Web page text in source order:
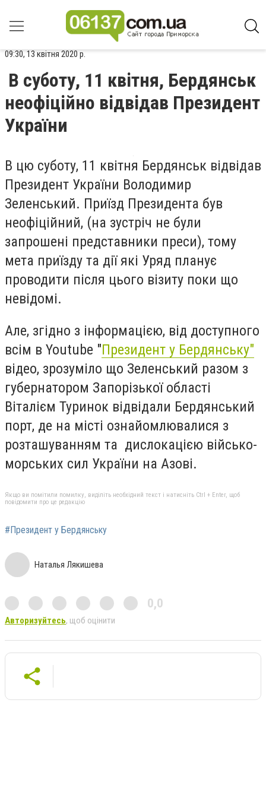
09:30, 13 квітня 2020 р.
В суботу, 11 квітня, Бердянськ
неофіційно відвідав Президент
України
В цю суботу, 11 квітня Бердянськ відвідав
Президент України Володимир
Зеленський. Приїзд Президента був
неофіційний, (на зустріч не були
запрошені представники преси), тому
мета приїзду та дії які Уряд планує
проводити після цього візиту поки що
невідомі.
Але, згідно з інформацією, від доступного
всім в Youtube "Президент у Бердянську"
відео, зрозуміло що Зеленський разом з
губернатором Запорізької області
Віталієм Туринок відвідали Бердянський
порт, де на місті ознайомлювалися з
розташуванням та дислокацією військо-
морських сил України на Азові.
Якщо ви помітили помилку, виділіть необхідний текст і натисніть Ctrl + Enter, щоб
повідомити про це редакцію
#Президент у Бердянську
Наталья Лякишева
0,0
Авторизуйтесь, щоб оцінити